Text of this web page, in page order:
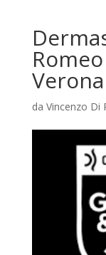
da Vincenzo Di